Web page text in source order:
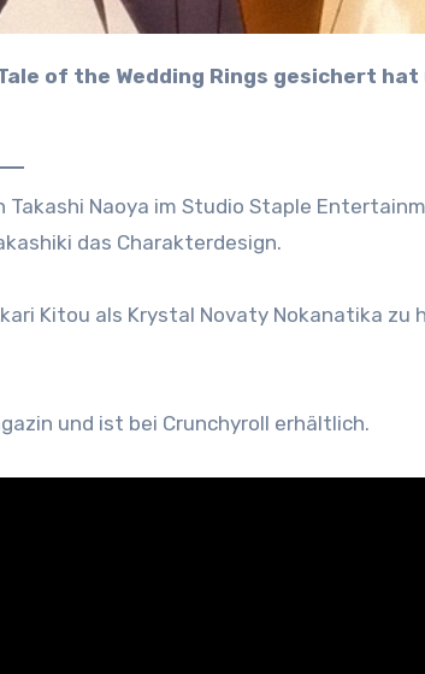
of the Wedding Rings gesichert hat
Naoya im Studio Staple
das Charakterdesign.
Kitou als Krystal Novaty Nokanatika zu
und ist bei Crunchyroll erhältlich.